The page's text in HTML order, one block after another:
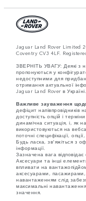
Jaguar Land Rover Limited
Coventry CV3 4LF.
ЗВЕРНІТЬ УВАГУ: Деякі з
пропонуються у
недоступними для
отримання актуальної
Jaguar Land Rover в Україні.
Важливе зауваження
дефіцит напівпровідників
доступність опцій і
динамічна ситуація, і, як
використовуються на
поточні специфікації,
Будь ласка, зв'яжіться з
інформації.
Зазначена вага відповідає
Аксесуари та інші
впливати на
аксесуарами,
навантаженням слід
максимальні
значення.